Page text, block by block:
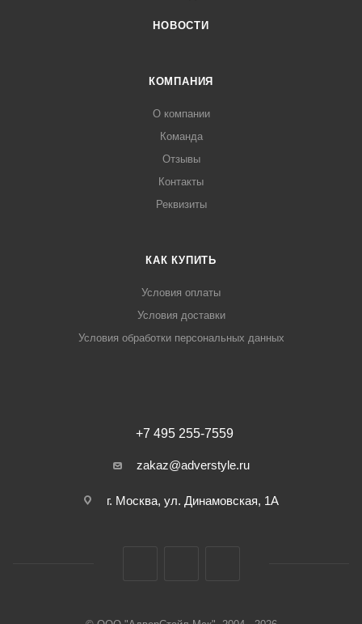
НОВОСТИ
КОМПАНИЯ
О компании
Команда
Отзывы
Контакты
Реквизиты
КАК КУПИТЬ
Условия оплаты
Условия доставки
Условия обработки персональных данных
+7 495 255-7559
zakaz@adverstyle.ru
г. Москва, ул. Динамовская, 1А